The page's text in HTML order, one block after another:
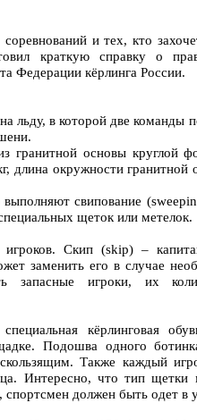
и тех, кто
краткую справку о
Федерации кёрлинга России.
льду, в которой две
гранитной основы круглой
длина окружности
свипование
щеток или метелок.
игроков. Скип (skiр) –
заменить его в случае
игроки, их
кёрлинговая
Подошва одного
Также каждый
Интересно, что тип
спортсмен должен быть одет